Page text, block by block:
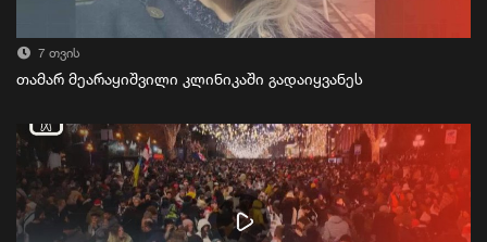
7 თვის
თამარ მეარაყიშვილი კლინიკაში გადაიყვანეს